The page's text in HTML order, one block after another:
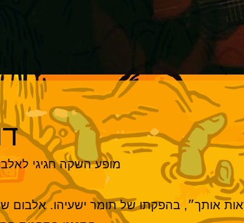
מופע השקה חגיגי
אותך״, בהפקתו של תומר ישעיהו. אלבום